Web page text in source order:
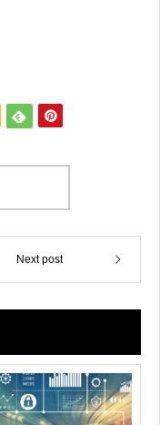
Next post